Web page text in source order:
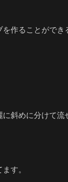
を作ることがで
斜めに分けて流
す。